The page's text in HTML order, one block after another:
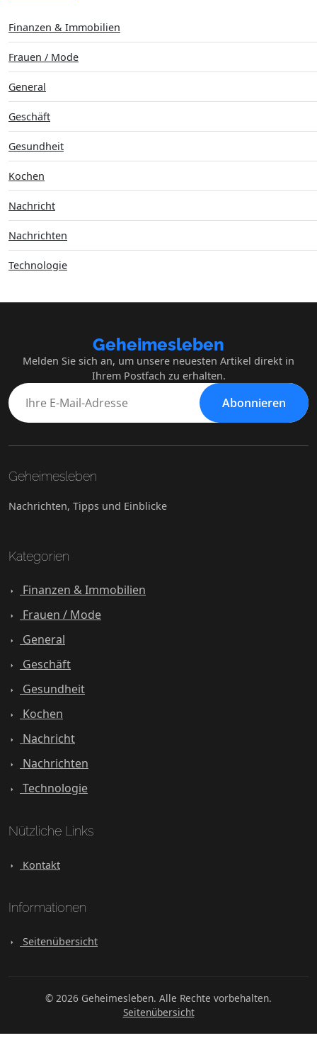
Finanzen & Immobilien
Frauen / Mode
General
Geschäft
Gesundheit
Kochen
Nachricht
Nachrichten
Technologie
Geheimesleben
Melden Sie sich an, um unsere neuesten Artikel direkt in
Ihrem Postfach zu erhalten.
Abonnieren
Geheimesleben
Nachrichten, Tipps und Einblicke
Kategorien
Finanzen & Immobilien
Frauen / Mode
General
Geschäft
Gesundheit
Kochen
Nachricht
Nachrichten
Technologie
Nützliche Links
Kontakt
Informationen
Seitenübersicht
© 2026 Geheimesleben. Alle Rechte vorbehalten.
Seitenübersicht